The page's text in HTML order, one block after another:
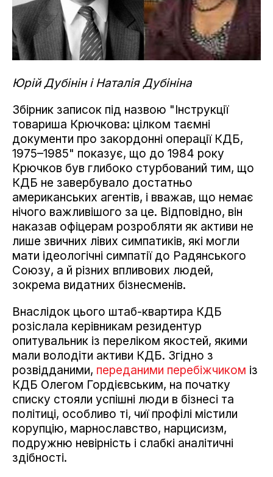
Юрій Дубінін і Наталія Дубініна
Збірник записок під назвою "Інструкції
товариша Крючкова: цілком таємні
документи про закордонні операції КДБ,
1975–1985" показує, що до 1984 року
Крючков був глибоко стурбований тим, що
КДБ не завербувало достатньо
американських агентів, і вважав, що немає
нічого важливішого за це. Відповідно, він
наказав офіцерам розробляти як активи не
лише звичних лівих симпатиків, які могли
мати ідеологічні симпатії до Радянського
Союзу, а й різних впливових людей,
зокрема видатних бізнесменів.
Внаслідок цього штаб-квартира КДБ
розіслала керівникам резидентур
опитувальник із переліком якостей, якими
мали володіти активи КДБ. Згідно з
розвідданими, переданими перебіжчиком із
КДБ Олегом Гордієвським, на початку
списку стояли успішні люди в бізнесі та
політиці, особливо ті, чиї профілі містили
корупцію, марнославство, нарцисизм,
подружню невірність і слабкі аналітичні
здібності.